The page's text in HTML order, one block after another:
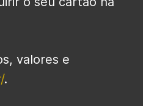
valores e
.